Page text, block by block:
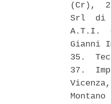
(Cr),
Srl  di
A.T.I.
Gianni
35.
37.